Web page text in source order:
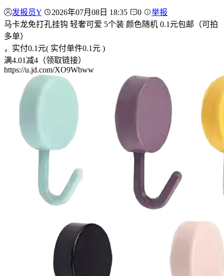
发报员Y 2026年07月08日 18:35 0
举报
马卡龙免打孔挂钩 轻奢可爱 5个装 颜色随机 0.1元包邮（可拍
多单）
，实付0.1元( 实付单件0.1元 )
满4.01减4（领取链接）
https://u.jd.com/XO9Wbww